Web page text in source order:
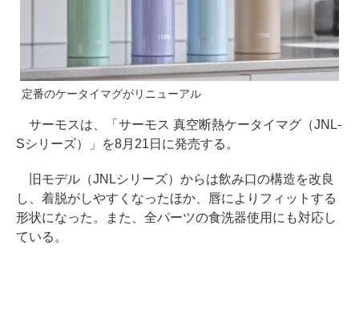
定番のケータイマグがリニューアル
サーモスは、「サーモス 真空断熱ケータイマグ（JNL-
Sシリーズ）」を8月21日に発売する。
旧モデル（JNLシリーズ）からは飲み口の構造を改良
し、着脱がしやすくなったほか、唇によりフィットする
形状になった。また、全パーツの食洗器使用にも対応し
ている。